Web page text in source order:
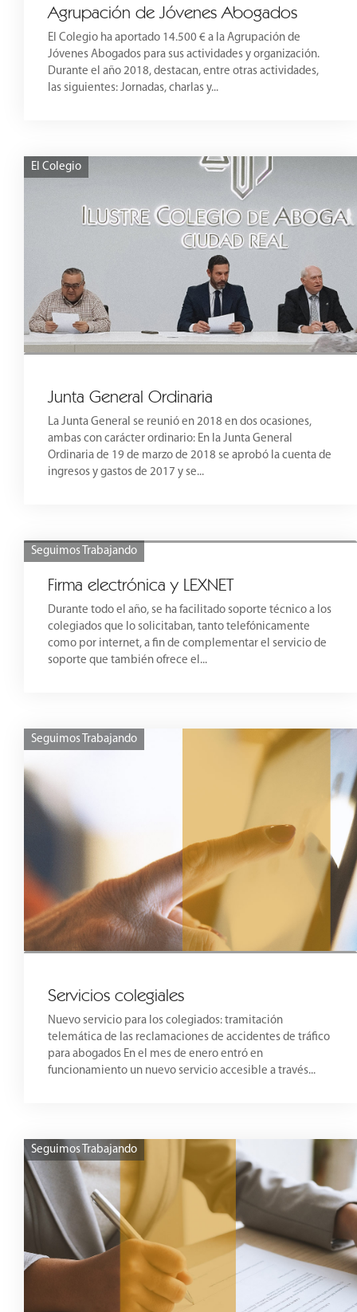
Agrupación de Jóvenes Abogados
El Colegio ha aportado 14.500 € a la Agrupación de
Jóvenes Abogados para sus actividades y organización.
Durante el año 2018, destacan, entre otras actividades,
las siguientes: Jornadas, charlas y...
El Colegio
Junta General Ordinaria
La Junta General se reunió en 2018 en dos ocasiones,
ambas con carácter ordinario: En la Junta General
Ordinaria de 19 de marzo de 2018 se aprobó la cuenta de
ingresos y gastos de 2017 y se...
Seguimos Trabajando
Firma electrónica y LEXNET
Durante todo el año, se ha facilitado soporte técnico a los
colegiados que lo solicitaban, tanto telefónicamente
como por internet, a fin de complementar el servicio de
soporte que también ofrece el...
Seguimos Trabajando
Servicios colegiales
Nuevo servicio para los colegiados: tramitación
telemática de las reclamaciones de accidentes de tráfico
para abogados En el mes de enero entró en
funcionamiento un nuevo servicio accesible a través...
Seguimos Trabajando